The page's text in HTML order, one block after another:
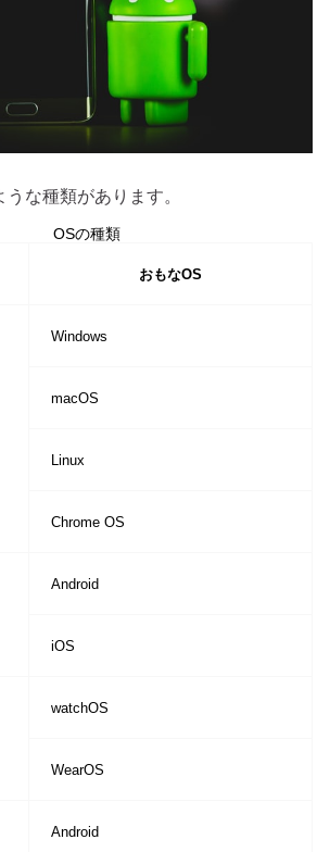
な種類があります。
OSの種類
おもなOS
Windows
macOS
Linux
Chrome OS
Android
iOS
watchOS
WearOS
Android